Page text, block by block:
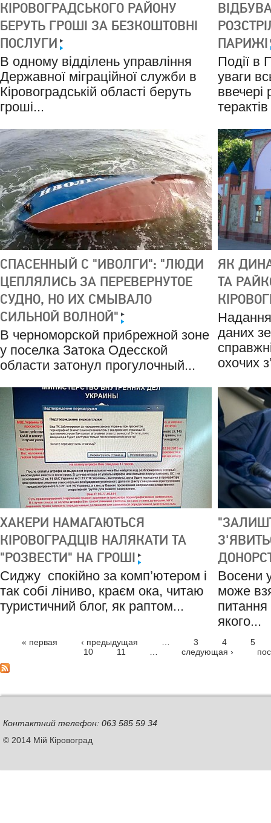
КІРОВОГРАДСЬКОГО РАЙОНУ
БЕРУТЬ ГРОШІ ЗА БЕЗКОШТОВНІ
ПОСЛУГИ
В одному відділень управління
Державної міграційної служби в
Кіровоградській області беруть
гроші...
ПАРИЖІ
Події в
уваги
ввечері
СПАСЕННЫЙ С "ИВОЛГИ": "ЛЮДИ
ЦЕПЛЯЛИСЬ ЗА ПЕРЕВЕРНУТОЕ
СУДНО, НО ИХ СМЫВАЛО
СИЛЬНОЙ ВОЛНОЙ"
В черноморской прибрежной зоне
у поселка Затока Одесской
области затонул прогулочный...
ЯК
ТА
даних
охочих
ХАКЕРИ НАМАГАЮТЬСЯ
КІРОВОГРАДЦІВ НАЛЯКАТИ ТА
"РОЗВЕСТИ" НА ГРОШІ
Cиджу спокійно за комп’ютером і
так собі ліниво, краєм ока, читаю
туристичний блог, як раптом...
Восени
може
якого...
СТОРІНКИ« первая ‹ предыдущая 3 4
5
10
11 следующая ›
Контактний телефон: 063 585 59 34
© 2014 Мій Кіровоград